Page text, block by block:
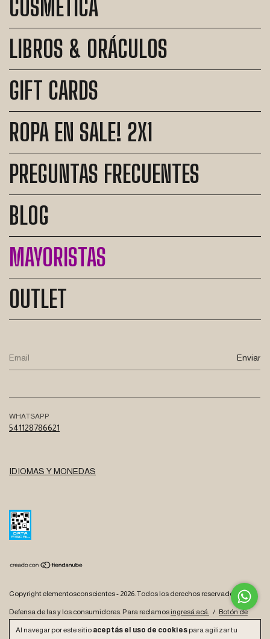
Al navegar por este sitio aceptás el uso de cookies para agilizar tu
COSMETICA
LIBROS & ORÁCULOS
GIFT CARDS
ROPA EN SALE! 2X1
PREGUNTAS FRECUENTES
BLOG
MAYORISTAS
OUTLET
WHATSAPP
541128786621
IDIOMAS Y MONEDAS
Copyright elementosconscientes - 2026. Todos los derechos reservados.
Defensa de las y los consumidores. Para reclamosingresá acá. / Botón de